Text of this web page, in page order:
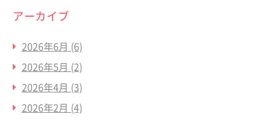
アーカイブ
2026年6月 (6)
2026年5月 (2)
2026年4月 (3)
2026年2月 (4)